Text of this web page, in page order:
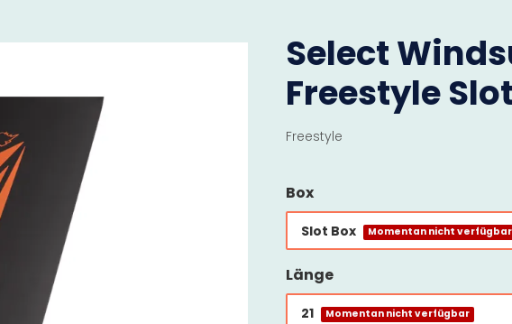
Select
Freestyle
Freestyle
Box
Slot Box Momentan nicht verfügbar
Länge
21 Momentan nicht verfügbar